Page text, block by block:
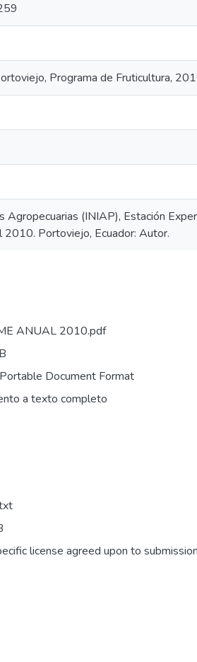
Programa de Fruticultura,
(INIAP), Estación
2010. Portoviejo, Ecuador: Autor.
ANUAL 2010.pdf
Document Format
a texto completo
license agreed upon to submission